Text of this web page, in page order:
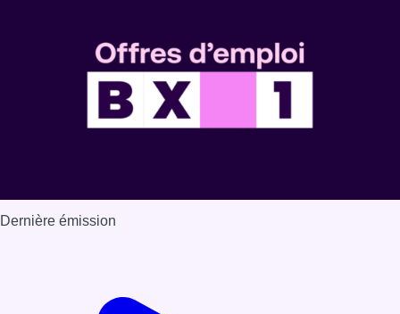
Dernière émission